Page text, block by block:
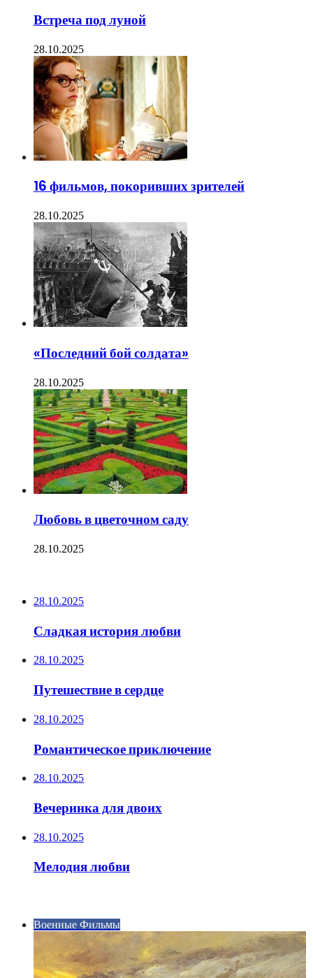
Встреча под луной
28.10.2025
16 фильмов, покоривших зрителей
28.10.2025
«Последний бой солдата»
28.10.2025
Любовь в цветочном саду
28.10.2025
28.10.2025
Сладкая история любви
28.10.2025
Путешествие в сердце
28.10.2025
Романтическое приключение
28.10.2025
Вечеринка для двоих
28.10.2025
Мелодия любви
Военные Фильмы